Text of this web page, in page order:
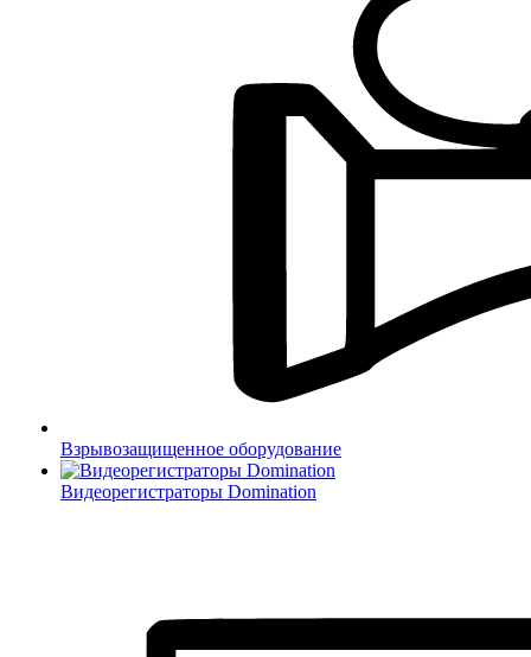
Взрывозащищенное оборудование
Видеорегистраторы Domination